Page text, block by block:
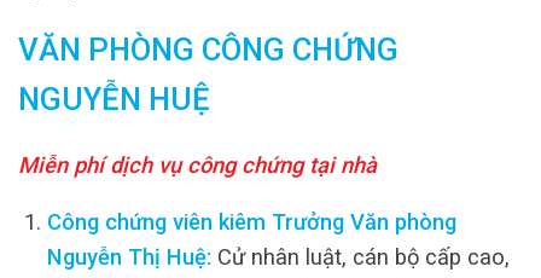
VĂN PHÒNG CÔNG CHỨNG
NGUYỄN HUỆ
Miễn phí dịch vụ công chứng tại nhà
Công chứng viên kiêm Trưởng Văn phòng
Nguyễn Thị Huệ: Cử nhân luật, cán bộ cấp cao,